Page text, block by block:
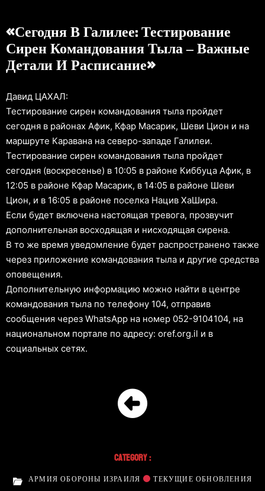
«Сегодня В Галилее: Тестирование
Сирен Командования Тыла – Важные
Детали И Расписание»
Давид ЦАХАЛ:
Тестирование сирен командования тыла пройдет
сегодня в районах Афик, Кфар Масарик, Шеви Цион и на
маршруте Каравана на северо-западе Галилеи.
Тестирование сирен командования тыла пройдет
сегодня (воскресенье) в 10:05 в районе Киббуца Афик, в
12:05 в районе Кфар Масарик, в 14:05 в районе Шеви
Цион, и в 16:05 в районе поселка Нацив ХаШира.
Если будет включена настоящая тревога, прозвучит
дополнительная восходящая и нисходящая сирена.
В то же время уведомление будет распространено также
через приложение командования тыла и другие средства
оповещения.
Дополнительную информацию можно найти в центре
командования тыла по телефону 104, отправив
сообщения через WhatsApp на номер 052-9104104, на
национальном портале по адресу: oref.org.il и в
социальных сетях.
Category :
АРМИЯ ОБОРОНЫ ИЗРАИЛЯ ТЕКУЩИЕ ОБНОВЛЕНИЯ